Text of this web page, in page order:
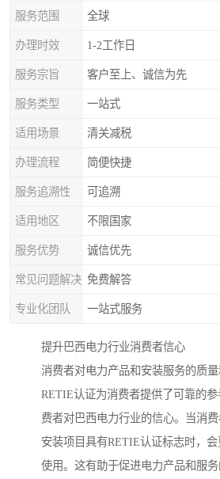
服务范围 全球
办理时效 1-2工作日
服务宗旨 客户至上、诚信为先
服务类型 一站式
适用场景 清关减税
办理流程 简便快捷
服务追溯性 可追溯
适用地区 不限国家
服务优势 诚信优先
常见问题解决 免费解答
专业化团队 一站式服务
提升巴西电力行业消费者信心
消费者对电力产品和安装服务的质量
RETIE认证为消费者提供了可靠的
费者对巴西电力行业的信心。当消
安装项目具有RETIE认证标志时，
使用。这有助于促进电力产品和服